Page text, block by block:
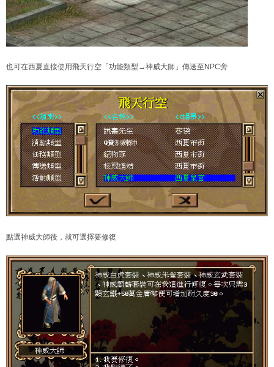
也可在西夏直接使用飛天行空「功能類型→神威大師」傳送至NPC旁
點選神威大師後，就可選擇要修復